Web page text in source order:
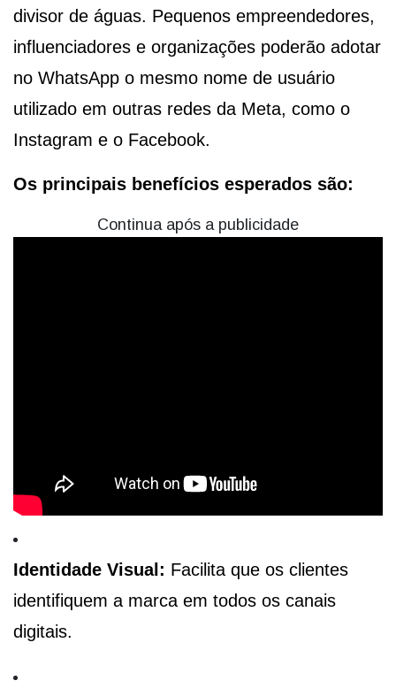
divisor de águas. Pequenos empreendedores,
influenciadores e organizações poderão adotar
no WhatsApp o mesmo nome de usuário
utilizado em outras redes da Meta, como o
Instagram e o Facebook.
Os principais benefícios esperados são:
Continua após a publicidade
Identidade Visual: Facilita que os clientes
identifiquem a marca em todos os canais
digitais.